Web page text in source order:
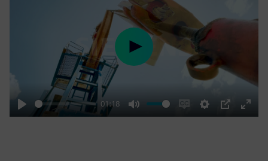
Play
01:18
Mute
EnableSettings
PIP
Enter
Play